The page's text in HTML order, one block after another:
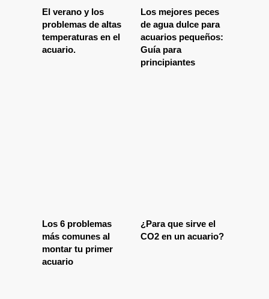
El verano y los
problemas de altas
temperaturas en el
acuario.
Los mejores peces
de agua dulce para
acuarios pequeños:
Guía para
principiantes
Los 6 problemas
más comunes al
montar tu primer
acuario
¿Para que sirve el
CO2 en un acuario?